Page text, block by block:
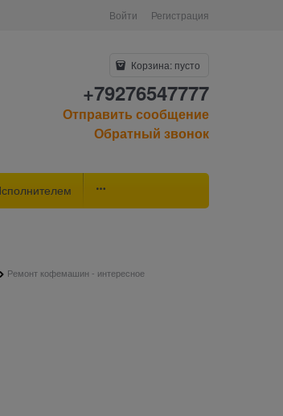
Войти Регистрация
Корзина: пусто
+79276547777
Отправить сообщение
Обратный звонок
Ремонт кофемашин - интересное